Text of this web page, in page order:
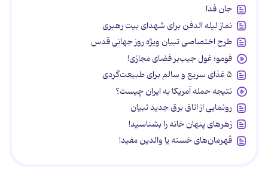
جان فدا
نماز لیله الدفن برای شهدای بیت رهبری
طرح اختصاصی تبیان ویژه روز جهانی قدس
فومو؛ غول جیب‌بر فضای مجازی!
۵ غذای سریع و سالم برای طبیعت‌گردی
نتیجه حمله آمریکا به ایران چیست؟
رونمایی از اتاق برق جدید تبیان
زهرهای پنهان خانه را بشناسید!
قهرمان‌های خسته یا والدین مفید!